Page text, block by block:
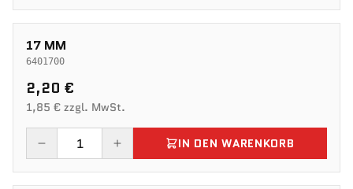
17 MM
6401700
2,20 €
1,85 € zzgl. MwSt.
IN DEN WARENKORB